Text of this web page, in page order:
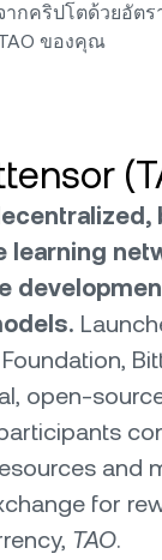
กคริปโตด้วยอัตร
ของคุณ
learning
open-
and
for
TAO.